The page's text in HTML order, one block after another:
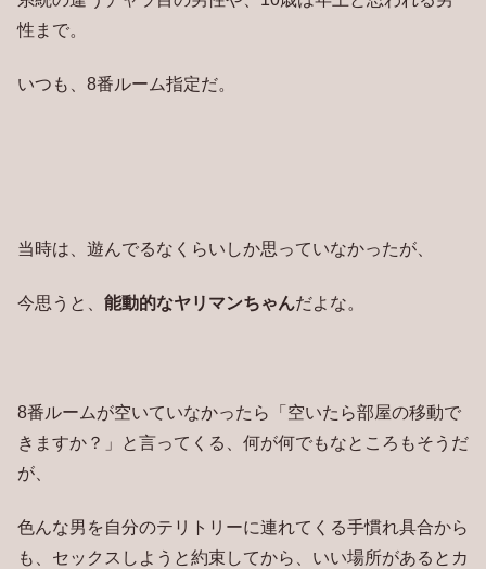
性まで。
いつも、8番ルーム指定だ。
当時は、遊んでるなくらいしか思っていなかったが、
今思うと、 能動的なヤリマンちゃんだよな。
8番ルームが空いていなかったら「空いたら部屋の移動で
きますか？」と言ってくる、何が何でもなところもそうだ
が、
色んな男を自分のテリトリーに連れてくる手慣れ具合から
も、セックスしようと約束してから、いい場所があるとカ